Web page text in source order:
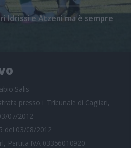
Idrissi e Atzeni ma è sempre
Salis
presso il Tribunale di Cagliari,
07/2012
del 03/08/2012
Partita IVA 03356010920